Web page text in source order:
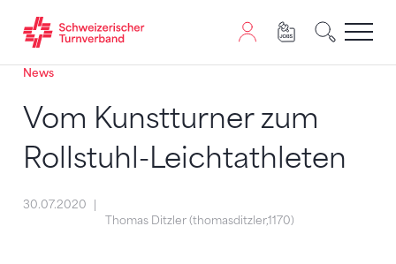
Zum Inhalt springen
Zur Sitemap navigieren
Zum Navigieren dieser Seite wird JavaScript benötigt.
News
Vom Kunstturner zum
Rollstuhl-Leichtathleten
30.07.2020
Thomas Ditzler (thomasditzler,1170)